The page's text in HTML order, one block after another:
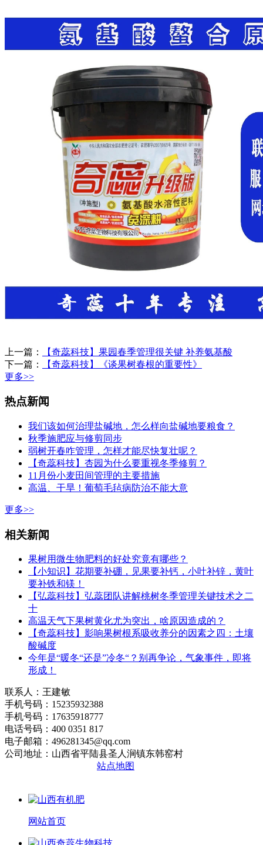
上一篇：
【奇蕊科技】果园春季管理很关键 补养氨基酸
下一篇：
【奇蕊科技】《谈果树春根的重要性》
更多>>
热点新闻
我们该如何治理盐碱地，怎么样向盐碱地要粮食？
秋季施肥应与修剪同步
弱树开春咋管理，怎样才能尽快复壮呢？
【奇蕊科技】杏园为什么要重视冬季修剪？
11月份小麦田间管理的主要措施
高温、干旱！葡萄毛毡病防治不能大意
更多>>
相关新闻
果树用微生物肥料的好处究竟有哪些？
【小知识】花期要补硼，见果要补钙，小叶补锌，黄叶
要补铁和镁！
【弘蕊科技】弘蕊团队讲解桃树冬季管理关键技术之二
十
高温天气下果树黄化尤为突出，啥原因造成的？
【奇蕊科技】影响果树根系吸收养分的因素之四：土壤
酸碱度
今年是“暖冬“还是”冷冬“？别再争论，气象事件，即将
形成！
联系人：王建敏
手机号码：15235932388
手机号码：17635918777
电话号码：400 0351 817
电子邮箱：496281345@qq.com
公司地址：山西省平陆县圣人涧镇东韩窑村
站点地图
网站首页